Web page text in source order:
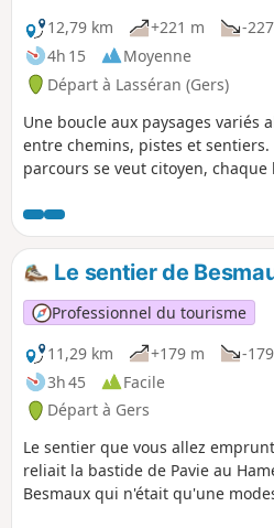
12,79 km +221 m
-
4h 15
Moyenne
Départ à Lasséran (Gers)
Une boucle aux paysages variés
entre chemins, pistes et sentiers.
parcours se veut citoyen, chaque
traitant du respect, de la
tolérance, de la laïcité, un
pédagogique à partager avec les
Tout au long de la randonnée,
pause aménagés (n'oubliez pas le
nique), des points de vue sur la
Pyrénées, une boucle agréable à
famille, en groupe.
Le sentier de
Professionnel du tourisme
11,29 km
+179 m
-
3h 45
Facile
Départ à Gers
Le sentier que vous allez
reliait la bastide de Pavie au
Besmaux qui n'était qu'une